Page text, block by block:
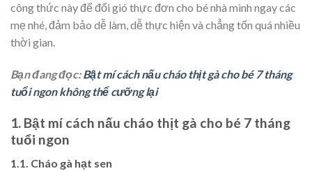
công thức này để đổi gió thực đơn cho bé nhà mình ngay các
mẹ nhé, đảm bảo dễ làm, dễ thực hiện và chẳng tốn quá nhiều
thời gian.
Bạn đang đọc:Bật mí cách nấu cháo thịt gà cho bé 7 tháng
tuổi ngon không thể cưỡng lại
1. Bật mí cách nấu cháo thịt gà cho bé 7 tháng
tuổi ngon
1.1. Cháo gà hạt sen